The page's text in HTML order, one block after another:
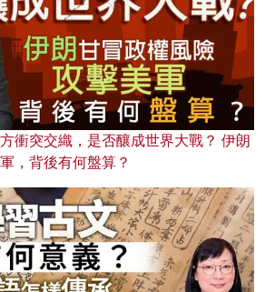
衝突交織，是否釀成世界大戰？ 伊朗
，背後有何盤算？